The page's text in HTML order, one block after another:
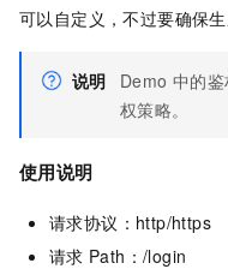
可以自定义，不过要确保
说明 Demo 中的
权策略。
使用说明
请求协议：http/https
请求 Path：/login